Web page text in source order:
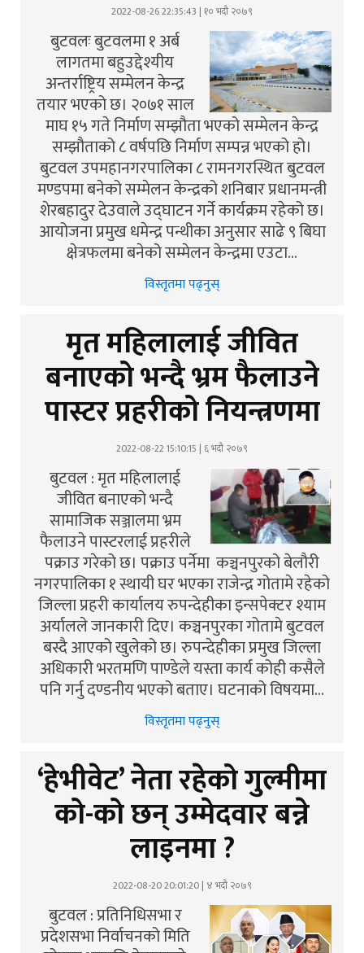
2022-08-26 22:35:43 | १० भदौ २०७९
बुटवलः बुटवलमा १ अर्ब
लागतमा बहुउद्देश्यीय
अन्तर्राष्ट्रिय सम्मेलन केन्द्र
तयार भएको छ। २०७१ साल
माघ १५ गते निर्माण सम्झौता भएको सम्मेलन केन्द्र
सम्झौताको ८ वर्षपछि निर्माण सम्पन्न भएको हो।
बुटवल उपमहानगरपालिका ८ रामनगरस्थित बुटवल
मण्डपमा बनेको सम्मेलन केन्द्रको शनिबार प्रधानमन्त्री
शेरबहादुर देउवाले उद्घाटन गर्ने कार्यक्रम रहेको छ।
आयोजना प्रमुख धमेन्द्र पन्थीका अनुसार साढे ९ बिघा
क्षेत्रफलमा बनेको सम्मेलन केन्द्रमा एउटा…
विस्तृतमा पढ्नुस्
मृत महिलालाई जीवित
बनाएको भन्दै भ्रम फैलाउने
पास्टर प्रहरीको नियन्त्रणमा
2022-08-22 15:10:15 | ६ भदौ २०७९
बुटवल : मृत महिलालाई
जीवित बनाएको भन्दै
सामाजिक सञ्जालमा भ्रम
फैलाउने पास्टरलाई प्रहरीले
पक्राउ गरेको छ। पक्राउ पर्नेमा कञ्चनपुरको बेलौरी
नगरपालिका १ स्थायी घर भएका राजेन्द्र गोतामे रहेको
जिल्ला प्रहरी कार्यालय रुपन्देहीका इन्सपेक्टर श्याम
अर्यालले जानकारी दिए। कञ्चनपुरका गोतामे बुटवल
बस्दै आएको खुलेको छ। रुपन्देहीका प्रमुख जिल्ला
अधिकारी भरतमणि पाण्डेले यस्ता कार्य कोही कसैले
पनि गर्नु दण्डनीय भएको बताए। घटनाको विषयमा…
विस्तृतमा पढ्नुस्
‘हेभीवेट’ नेता रहेको गुल्मीमा
को-को ‍छन् उम्मेदवार बन्ने
लाइनमा ?
2022-08-20 20:01:20 | ४ भदौ २०७९
बुटवल : प्रतिनिधिसभा र
प्रदेशसभा निर्वाचनको मिति